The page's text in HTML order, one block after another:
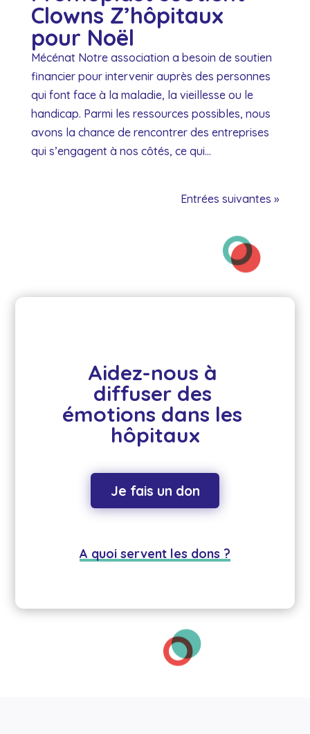
Clowns Z’hôpitaux
pour Noël
Mécénat Notre association a besoin de soutien
financier pour intervenir auprès des personnes
qui font face à la maladie, la vieillesse ou le
handicap. Parmi les ressources possibles, nous
avons la chance de rencontrer des entreprises
qui s’engagent à nos côtés, ce qui...
Entrées suivantes »
Aidez-nous à
diffuser des
émotions dans les
hôpitaux
Je fais un don
A quoi servent les dons ?